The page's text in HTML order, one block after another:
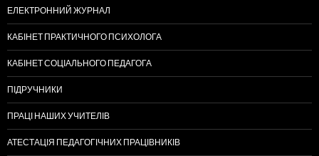
ЕЛЕКТРОННИЙ ЖУРНАЛ
КАБІНЕТ ПРАКТИЧНОГО ПСИХОЛОГА
КАБІНЕТ СОЦІАЛЬНОГО ПЕДАГОГА
ПІДРУЧНИКИ
ПРАЦІ НАШИХ УЧИТЕЛІВ
АТЕСТАЦІЯ ПЕДАГОГІЧНИХ ПРАЦІВНИКІВ